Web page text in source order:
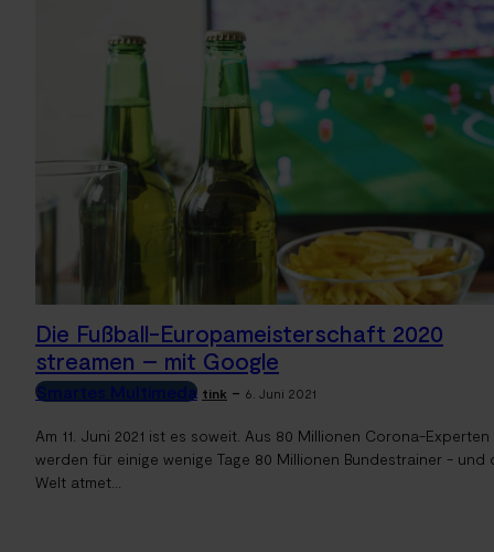
Die Fußball-Europameisterschaft 2020
streamen – mit Google
Smartes Multimeda tink - 6. Juni 2021
Am 11. Juni 2021 ist es soweit. Aus 80 Millionen Corona-Experten
werden für einige wenige Tage 80 Millionen Bundestrainer - und
Welt atmet...